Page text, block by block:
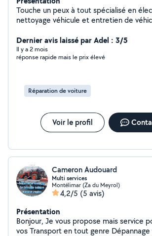
Touche un peux à tout spécialisé en
nettoyage véhicule et entretien de
Dernier avis laissé par Adel : 3/5
Il y a 2 mois
réponse rapide mais le prix élevé
Réparation de voiture
Voir le profil
Cameron Audouard
Multi services
Montélimar (Za du Meyrol)
4,2/5 (5 avis)
Présentation
Bonjour, Je vous propose mais service
vos Transport en tout genre Dépannage véhicule